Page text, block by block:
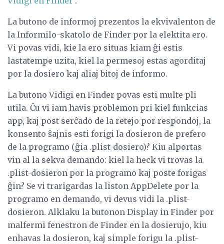
La butono de informoj prezentos la ekvivalenton de
la Informilo-skatolo de Finder por la elektita ero.
Vi povas vidi, kie la ero situas kiam ĝi estis
lastatempe uzita, kiel la permesoj estas agorditaj
por la dosiero kaj aliaj bitoj de informo.
La butono Vidigi en Finder povas esti multe pli
utila. Ĉu vi iam havis problemon pri kiel funkcias
app, kaj post serĉado de la retejo por respondoj, la
konsento ŝajnis esti forigi la dosieron de prefero
de la programo (ĝia .plist-dosiero)? Kiu alportas
vin al la sekva demando: kiel la heck vi trovas la
.plist-dosieron por la programo kaj poste forigas
ĝin? Se vi trarigardas la liston AppDelete por la
programo en demando, vi devus vidi la .plist-
dosieron. Alklaku la butonon Display in Finder por
malfermi fenestron de Finder en la dosierujo, kiu
enhavas la dosieron, kaj simple forigu la .plist-